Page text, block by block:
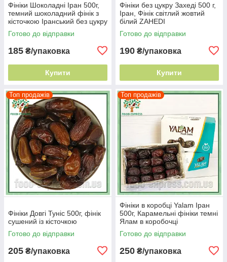
Фініки Шоколадні Іран 500г,
темний шоколадний фінік з
кісточкою Іранський без цукру
Готово до відправки
185 ₴/упаковка
Купити
Фініки без цукру Захеді 500 г,
Іран, Фінік світлий жовтий
білий ZAHEDI
Готово до відправки
190 ₴/упаковка
Купити
Топ продажів
Фініки Довгі Туніс 500г, фінік
сушений із кісточкою
Готово до відправки
205 ₴/упаковка
Топ продажів
Фініки в коробці Yalam Іран
500г, Карамельні фініки темні
Ялам в коробочці
Готово до відправки
250 ₴/упаковка